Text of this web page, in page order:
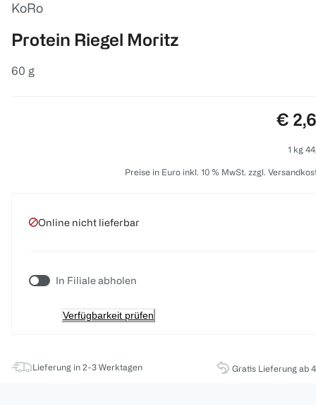
KoRo
Protein Riegel Moritz
60 g
€
1 kg
Preise in Euro inkl. 10 % MwSt. zzgl.
Online nicht lieferbar
In Filiale abholen
Verfügbarkeit prüfen
Lieferung in 2-3 Werktagen Gratis Lieferung ab